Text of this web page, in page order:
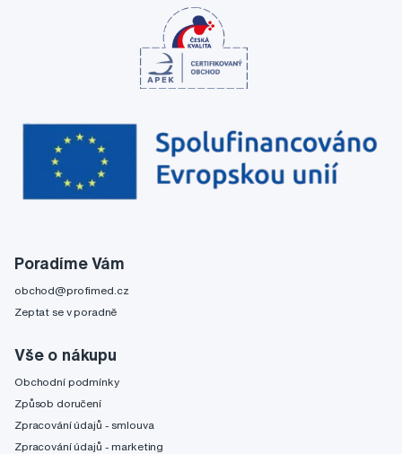
Poradíme Vám
obchod@profimed.cz
Zeptat se v poradně
Vše o nákupu
Obchodní podmínky
Způsob doručení
Zpracování údajů - smlouva
Zpracování údajů - marketing